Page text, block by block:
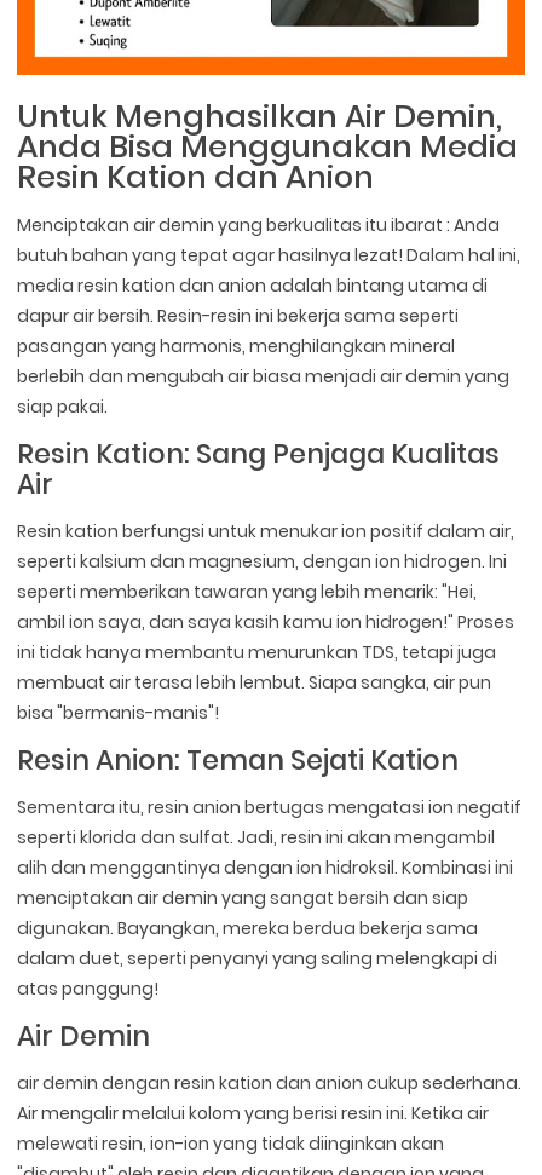
Untuk Menghasilkan Air Demin,
Anda Bisa Menggunakan Media
Resin Kation dan Anion
Menciptakan air demin yang berkualitas itu ibarat : Anda
butuh bahan yang tepat agar hasilnya lezat! Dalam hal ini,
media resin kation dan anion adalah bintang utama di
dapur air bersih. Resin-resin ini bekerja sama seperti
pasangan yang harmonis, menghilangkan mineral
berlebih dan mengubah air biasa menjadi air demin yang
siap pakai.
Resin Kation: Sang Penjaga Kualitas
Air
Resin kation berfungsi untuk menukar ion positif dalam air,
seperti kalsium dan magnesium, dengan ion hidrogen. Ini
seperti memberikan tawaran yang lebih menarik: "Hei,
ambil ion saya, dan saya kasih kamu ion hidrogen!" Proses
ini tidak hanya membantu menurunkan TDS, tetapi juga
membuat air terasa lebih lembut. Siapa sangka, air pun
bisa "bermanis-manis"!
Resin Anion: Teman Sejati Kation
Sementara itu, resin anion bertugas mengatasi ion negatif
seperti klorida dan sulfat. Jadi, resin ini akan mengambil
alih dan menggantinya dengan ion hidroksil. Kombinasi ini
menciptakan air demin yang sangat bersih dan siap
digunakan. Bayangkan, mereka berdua bekerja sama
dalam duet, seperti penyanyi yang saling melengkapi di
atas panggung!
Air Demin
air demin dengan resin kation dan anion cukup sederhana.
Air mengalir melalui kolom yang berisi resin ini. Ketika air
melewati resin, ion-ion yang tidak diinginkan akan